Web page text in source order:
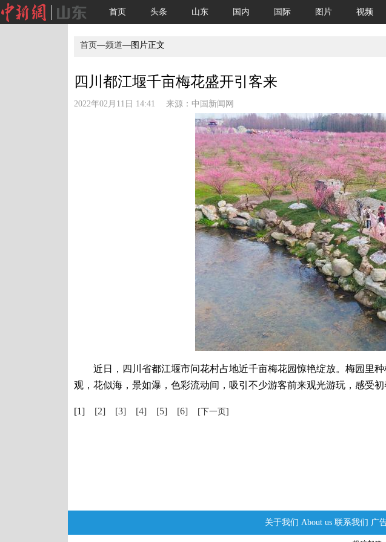
首页 头条 山东 国内 国际 图片 视频
首页—频道—图片正文
四川都江堰千亩梅花盛开引客来
2022年02月11日 14:41 来源： 中国新闻网
近日，四川省都江堰市问花村占地近千亩梅花园惊艳绽放。梅园里种
观，花似海，景如瀑，色彩流动间，吸引不少游客前来观光游玩，感受
[1] [2] [3] [4] [5] [6] [下一页]
关于我们 About us 联系我们 广